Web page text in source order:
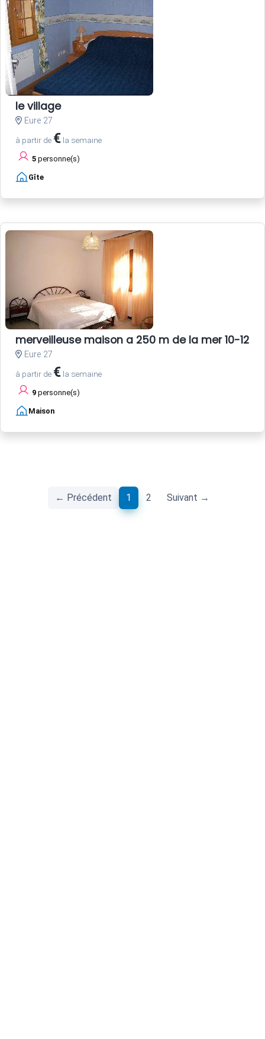
le village
Eure 27
à partir de € la semaine
5 personne(s)
Gîte
merveilleuse maison a 250 m de la mer 10-12
Eure 27
à partir de € la semaine
9 personne(s)
Maison
← Précédent 1 (current)
2 Suivant →